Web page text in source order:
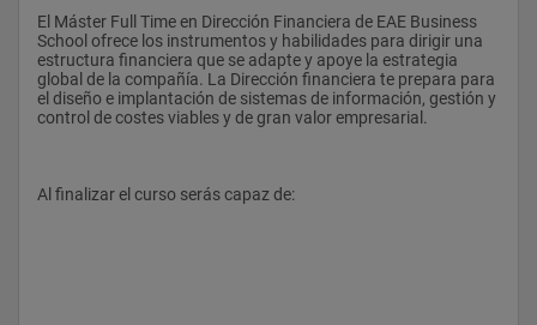
El Máster Full Time en Dirección Financiera de EAE Business
School ofrece los instrumentos y habilidades para dirigir una
estructura financiera que se adapte y apoye la estrategia
global de la compañía. La Dirección financiera te prepara para
el diseño e implantación de sistemas de información, gestión y
control de costes viables y de gran valor empresarial.
Al finalizar el curso serás capaz de: